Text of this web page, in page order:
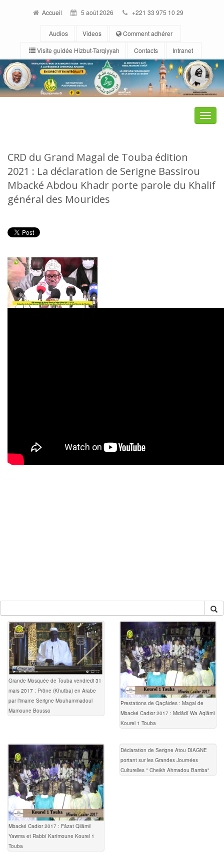
Accueil 5 août 2026 +221 33 975 10 29
Audios Videos
Comment adhérer
Visite guidée Hizbut-Tarqiyyah
Contacts Intranet
Toggle
CRD du Grand Magal de Touba édition
2021 : La déclaration de Serigne Bassirou
Mbacké Abdou Khadr porte parole du Khalif
général des Mourides
Grande Mosquée de Touba vendredi 31
mars 2017 : Prône (Khutba) en Arabe
par l’imame Serigne Mouhammadoul
Mamoune Bousso
Prestations de Qaçâides : Magal de
Mbacké Cadior 2017 : Midâdî Wa Aqlâmî
Kourel 1 Touba
Mbacké Cadior 2017 : Fâzat Qilâmil
Yawma et Rabbî Karîmoune Kourel 1
Touba
Déclaration de Serigne Atou DIAGNE
portant sur les Grandes Journées
Culturelles " Cheikh Ahmadou Bamba"